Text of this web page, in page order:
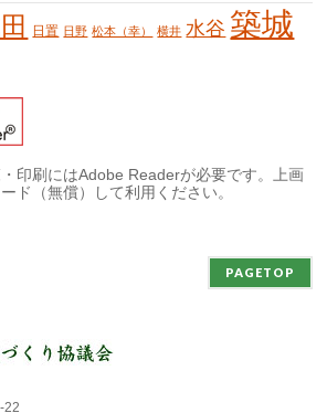
日置 日野 松本（幸） 横井 水谷 築城
印刷にはAdobe Readerが必要です。上画
ド（無償）して利用ください。
PAGETOP
22